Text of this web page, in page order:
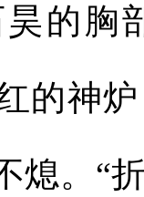
的胸
的神
熄。“